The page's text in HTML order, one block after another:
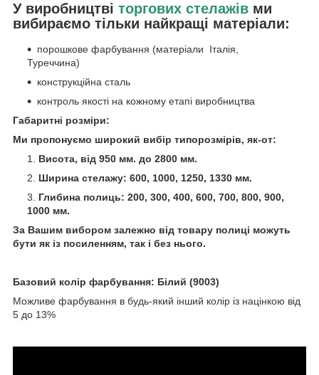
У виробництві торгових стелажів ми
вибираємо тільки найкращі матеріали:
порошкове фарбування (матеріали Італія,
Туреччина)
конструкційна сталь
контроль якості на кожному етапі виробництва
Габаритні розміри:
Ми пропонуємо широкий вибір типорозмірів, як-от:
Висота, від 950 мм. до 2800 мм.
Ширина стелажу: 600, 1000, 1250, 1330 мм.
Глибина полиць: 200, 300, 400, 600, 700, 800, 900,
1000 мм.
За Вашим вибором залежно від товару полиці можуть
бути як із посиленням, так і без нього.
Базовий колір фарбування: Білий (9003)
Можливе фарбування в будь-який інший колір із націнкою від
5 до 13%